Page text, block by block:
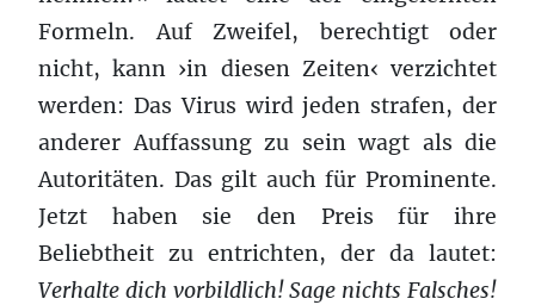
Formeln. Auf Zweifel, berechtigt oder
nicht, kann ›in diesen Zeiten‹ verzichtet
werden: Das Virus wird jeden strafen, der
anderer Auffassung zu sein wagt als die
Autoritäten. Das gilt auch für Prominente.
Jetzt haben sie den Preis für ihre
Beliebtheit zu entrichten, der da lautet:
Verhalte dich vorbildlich! Sage nichts Falsches!